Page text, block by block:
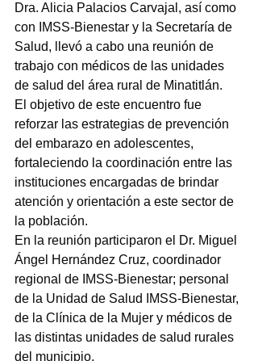
Dra. Alicia Palacios Carvajal, así como
con IMSS-Bienestar y la Secretaría de
Salud, llevó a cabo una reunión de
trabajo con médicos de las unidades
de salud del área rural de Minatitlán.
El objetivo de este encuentro fue
reforzar las estrategias de prevención
del embarazo en adolescentes,
fortaleciendo la coordinación entre las
instituciones encargadas de brindar
atención y orientación a este sector de
la población.
En la reunión participaron el Dr. Miguel
Ángel Hernández Cruz, coordinador
regional de IMSS-Bienestar; personal
de la Unidad de Salud IMSS-Bienestar,
de la Clínica de la Mujer y médicos de
las distintas unidades de salud rurales
del municipio.